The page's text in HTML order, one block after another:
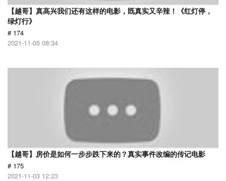
【越哥】真高兴我们还有这样的电影，既真实又辛辣！《红灯停，
绿灯行》
# 174
2021-11-05 08:34
【越哥】房价是如何一步步跌下来的？真实事件改编的传记电影
# 175
2021-11-03 12:23